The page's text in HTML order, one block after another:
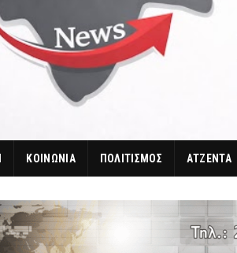
ΚΟΙΝΩΝΙΑ ΠΟΛΙΤΙΣΜΟΣ ΑΤΖΕΝΤΑ